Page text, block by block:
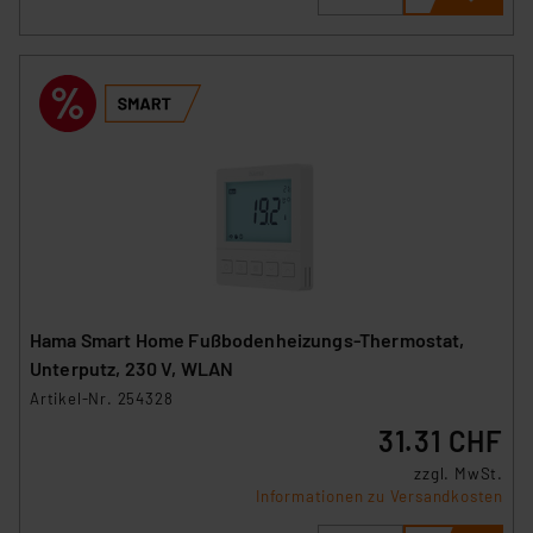
und zu der jeweiligen Datenübermittlung erhalten Sie in
dass die USA als Land mit unzureichendem
Datenschutz nach EU-Standards eingestuft wird. So
personenbezogene Daten in
Überwachungsprogrammen verarbeiten, ohne dass
hiergegen Klagemöglichkeiten für Europäer bestehen.
Beurteilung der mit der Datenübermittlung,
insbesondere der Art der übermittelten Daten,
verbundenen Risiken.“
Hama Smart Home Fußbodenheizungs-Thermostat,
Unterputz, 230 V, WLAN
Artikel-Nr. 254328
31.31 CHF
zzgl. MwSt.
Informationen zu Versandkosten